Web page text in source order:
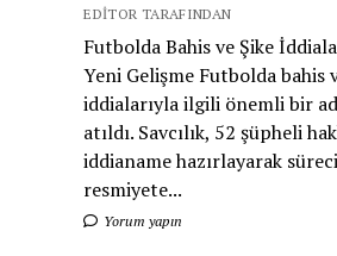
EDITOR TARAFINDAN
Futbolda Bahis ve Şike
Yeni Gelişme Futbolda bahis
iddialarıyla ilgili önemli bir
atıldı. Savcılık, 52 şüpheli
iddianame hazırlayarak süreci
resmiyete...
Yorum yapın